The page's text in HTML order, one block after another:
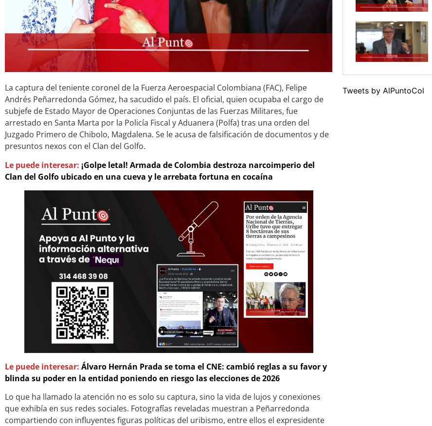
La captura del teniente coronel de la Fuerza Aeroespacial Colombiana (FAC), Felipe
Andrés Peñarredonda Gómez, ha sacudido el país. El oficial, quien ocupaba el cargo de
subjefe de Estado Mayor de Operaciones Conjuntas de las Fuerzas Militares, fue
arrestado en Santa Marta por la Policía Fiscal y Aduanera (Polfa) tras una orden del
Juzgado Primero de Chibolo, Magdalena. Se le acusa de falsificación de documentos y de
presuntos nexos con el Clan del Golfo.
Le puede interesar: ¡Golpe letal! Armada de Colombia destroza narcoimperio del
Clan del Golfo ubicado en una cueva y le arrebata fortuna en cocaína
Le puede interesar: Álvaro Hernán Prada se toma el CNE: cambió reglas a su favor y
blinda su poder en la entidad poniendo en riesgo las elecciones de 2026
Lo que ha llamado la atención no es solo su captura, sino la vida de lujos y conexiones
que exhibía en sus redes sociales. Fotografías reveladas muestran a Peñarredonda
compartiendo con influyentes figuras políticas del uribismo, entre ellos el expresidente
Tweets by AlPuntoCol